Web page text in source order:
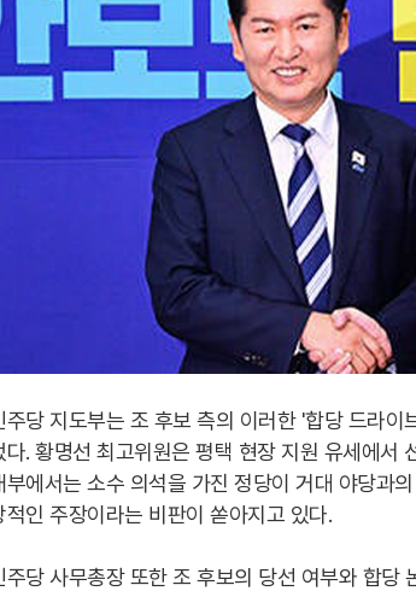
주당 지도부는 조 후보 측의 이러한 '합당 드라
다. 황명선 최고위원은 평택 현장 지원 유세에서
부에서는 소수 의석을 가진 정당이 거대 야당과
적인 주장이라는 비판이 쏟아지고 있다.
주당 사무총장 또한 조 후보의 당선 여부와 합당